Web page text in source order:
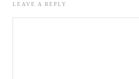
LEAVE A REPLY